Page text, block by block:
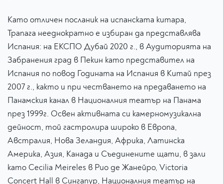
Като отличен посланик на испанската китара,
Трапага нееднократно е избиран да представлява
Испания: на ЕКСПО Дубай 2020 г., в Аудиторията на
Забранения град в Пекин като представител на
Испания по повод Годината на Испания в Китай през
2007 г., както и при честването на предаването на
Панамския канал в Националния театър на Панама
през 1999г. Освен активната си камерномузикална
дейност, той гастролира широко в Европа,
Австралия, Нова Зеландия, Африка, Латинска
Америка, Азия, Канада и Съединените щати, в зали
като Cecilia Meireles в Рио де Жанейро, Victoria
Concert Hall в Сингапур, Националния театър на